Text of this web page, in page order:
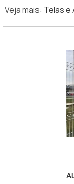
Veja mais: Telas e